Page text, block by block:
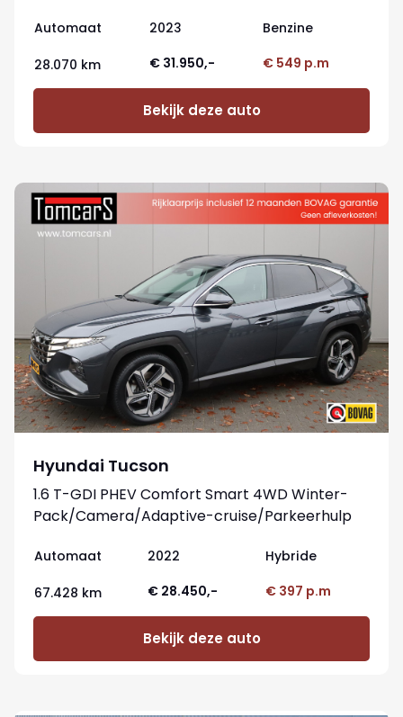
Automaat 2023 Benzine
28.070 km € 31.950,- € 549 p.m
Bekijk deze auto
Hyundai Tucson
1.6 T-GDI PHEV Comfort Smart 4WD Winter-
Pack/Camera/Adaptive-cruise/Parkeerhulp
Automaat 2022 Hybride
67.428 km € 28.450,- € 397 p.m
Bekijk deze auto